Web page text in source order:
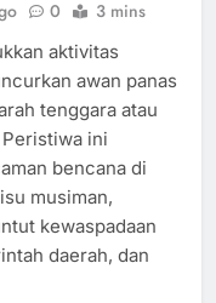
0 3 mins
aktivitas
awan panas
tenggara atau
Peristiwa ini
bencana di
musiman,
kewaspadaan
daerah, dan